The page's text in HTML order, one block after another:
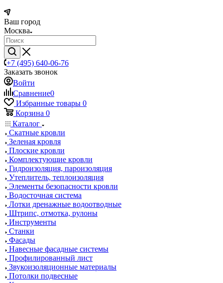
Ваш город
Москва
+7 (495) 640-06-76
Заказать звонок
Войти
Сравнение0
Избранные товары 0
Корзина 0
Каталог
Скатные кровли
Зеленая кровля
Плоские кровли
Комплектующие кровли
Гидроизоляция, пароизоляция
Утеплитель, теплоизоляция
Элементы безопасности кровли
Водосточная система
Лотки дренажные водоотводные
Штрипс, отмотка, рулоны
Инструменты
Станки
Фасады
Навесные фасадные системы
Профилированный лист
Звукоизоляционные материалы
Потолки подвесные